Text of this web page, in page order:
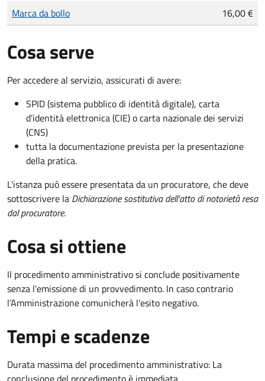
Tipo di pagamento
Importo
Marca da bollo 16,00 €
Cosa serve
Per accedere al servizio, assicurati di avere:
SPID (sistema pubblico di identità digitale), carta
d’identità elettronica (CIE) o carta nazionale dei servizi
(CNS)
tutta la documentazione prevista per la presentazione
della pratica.
L'istanza può essere presentata da un procuratore, che deve
sottoscrivere la Dichiarazione sostitutiva dell'atto di notorietà resa
dal procuratore.
Cosa si ottiene
Il procedimento amministrativo si conclude positivamente
senza l’emissione di un provvedimento. In caso contrario
l’Amministrazione comunicherà l’esito negativo.
Tempi e scadenze
Durata massima del procedimento amministrativo: La